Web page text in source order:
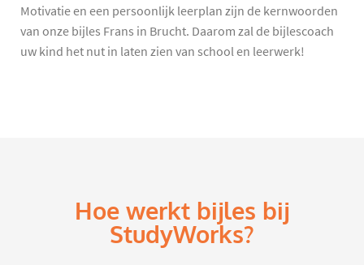
Motivatie en een persoonlijk leerplan zijn de kernwoorden
van onze bijles Frans in Brucht. Daarom zal de bijlescoach
uw kind het nut in laten zien van school en leerwerk!
Hoe werkt bijles bij
StudyWorks?